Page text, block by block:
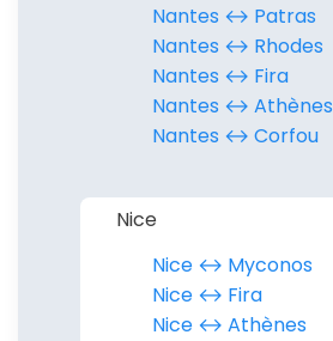
Nantes ↔︎ Patras
Nantes ↔︎ Rhodes
Nantes ↔︎ Fira
Nantes ↔︎ Athènes
Nantes ↔︎ Corfou
Nice
Nice ↔︎ Myconos
Nice ↔︎ Fira
Nice ↔︎ Athènes